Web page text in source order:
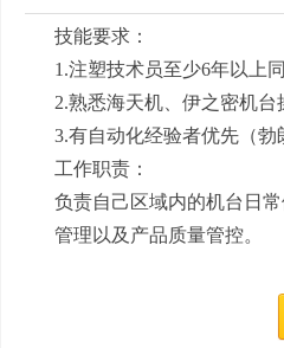
技能要求：
1.注塑技术员至少6年以上
2.熟悉海天机、伊之密机台
3.有自动化经验者优先（勃
工作职责：
负责自己区域内的机台日
管理以及产品质量管控。